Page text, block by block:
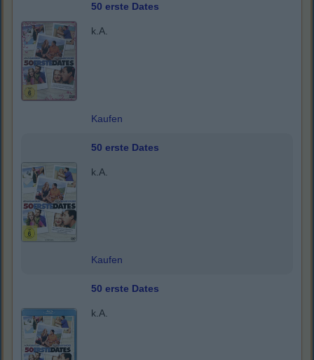
50 erste Dates
k.A.
Kaufen
50 erste Dates
k.A.
Kaufen
50 erste Dates
k.A.